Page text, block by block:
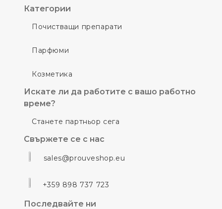
Категории
Почистващи препарати
Парфюми
Козметика
Искате ли да работите с вашо работно
време?
Станете партньор сега
Свържете се с нас
sales@prouveshop.eu
+359 898 737 723
Последвайте ни